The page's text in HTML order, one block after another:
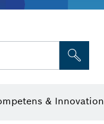
& Innovation